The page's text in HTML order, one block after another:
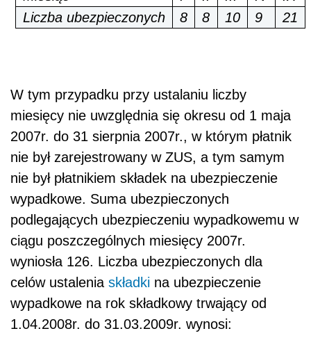
Liczba ubezpieczonych
8 8 10 9 21
W tym przypadku przy ustalaniu liczby
miesięcy nie uwzględnia się okresu od 1 maja
2007r. do 31 sierpnia 2007r., w którym płatnik
nie był zarejestrowany w ZUS, a tym samym
nie był płatnikiem składek na ubezpieczenie
wypadkowe. Suma ubezpieczonych
podlegających ubezpieczeniu wypadkowemu w
ciągu poszczególnych miesięcy 2007r.
wyniosła 126. Liczba ubezpieczonych dla
celów ustalenia składki na ubezpieczenie
wypadkowe na rok składkowy trwający od
1.04.2008r. do 31.03.2009r. wynosi: